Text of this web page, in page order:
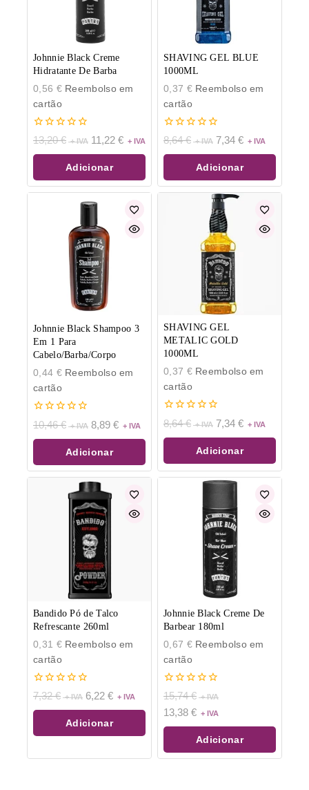
Johnnie Black Creme
Hidratante De Barba
0,56 €Reembolso em
cartão
0
de
5
13,20€ 11,22 €
Adicionar
SHAVING GEL BLUE
1000ML
0,37 €Reembolso em
cartão
0
de
5
8,64€ 7,34 €
Adicionar
Johnnie Black Shampoo 3
Em 1 Para
Cabelo/Barba/Corpo
0,44 €Reembolso em
cartão
0
de
5
10,46€ 8,89 €
Adicionar
SHAVING GEL
METALIC GOLD
1000ML
0,37 €Reembolso em
cartão
0
de
5
8,64€ 7,34 €
Adicionar
Bandido Pó de Talco
Refrescante 260ml
0,31 €Reembolso em
cartão
0
de
5
7,32€ 6,22 €
Adicionar
Johnnie Black Creme De
Barbear 180ml
0,67 €Reembolso em
cartão
0
de
5
15,74€
13,38 €
Adicionar